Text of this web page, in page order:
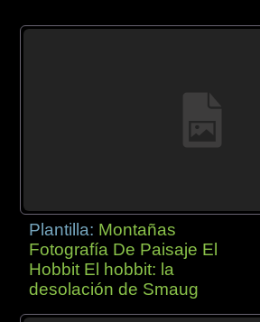
Plantilla: Montañas
Fotografía De Paisaje El
Hobbit El hobbit: la
desolación de Smaug